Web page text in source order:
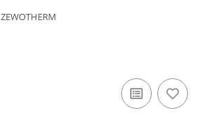
ZEWOTHERM